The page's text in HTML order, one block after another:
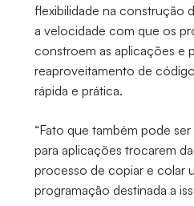
flexibilidade na construção
a velocidade com que os
constroem as aplicações e
reaproveitamento de
rápida e prática.
“Fato que também pode
para aplicações trocarem
processo de copiar e colar
programação destinada a